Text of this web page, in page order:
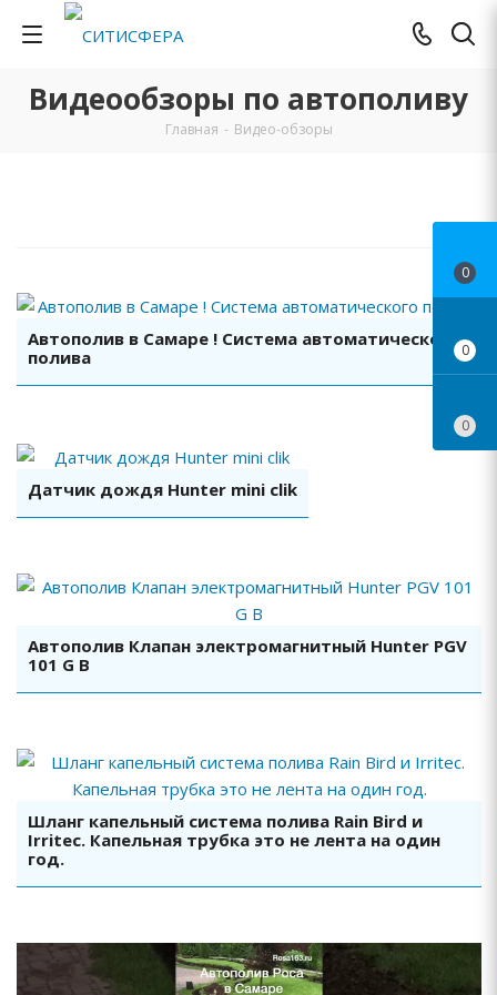
Видеообзоры по автополиву
Главная - Видео-обзоры
Смотреть видео
Автополив в Самаре ! Система автоматического
полива
Датчик дождя Hunter mini clik
Смотреть видео
Автополив Клапан электромагнитный Hunter PGV
101 G B
Смотреть видео
Шланг капельный система полива Rain Bird и
Irritec. Капельная трубка это не лента на один
год.
0
0
0